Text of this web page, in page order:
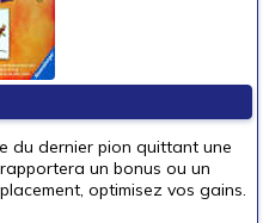
du dernier pion quittant une
un bonus ou un
optimisez vos gains.